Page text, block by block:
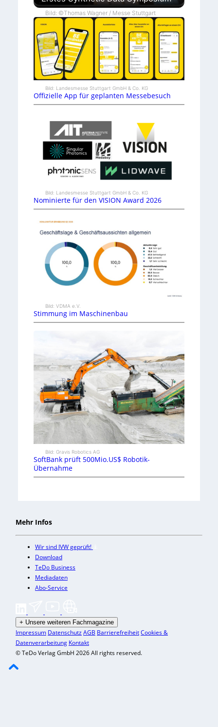
Bild: ©Thomas Wagner / Messe Stuttgart
Bild: Landesmesse Stuttgart GmbH & Co. KG
Offizielle App für geplanten Messebesuch
Bild: Landesmesse Stuttgart GmbH & Co. KG
Nominierte für den VISION Award 2026
Bild: VDMA e.V.
Stimmung im Maschinenbau
Bild: Gravis Robotics AG
SoftBank prüft 500Mio.US$ Robotik-
Übernahme
Mehr Infos
Wir sind IVW geprüft!
Download
TeDo Business
Mediadaten
Abo-Service
+ Unsere weiteren Fachmagazine
Impressum DatenschutzAGB BarrierefreiheitCookies &
Datenverarbeitung Kontakt
© TeDo Verlag GmbH 2026 All rights reserved.